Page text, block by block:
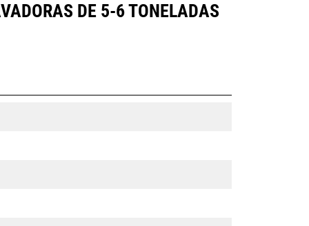
DE 5-6 TONELADAS